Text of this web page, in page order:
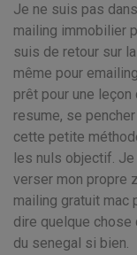
Je ne suis pas
mailing immobilier
suis de retour sur
même pour
prêt pour une
resume, se
cette petite
les nuls objectif.
verser mon propre
mailing gratuit mac
dire quelque chose
du senegal si bien.